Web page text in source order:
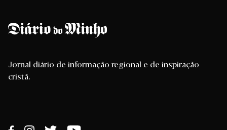
Jornal diário de informação regional e de inspiração
cristã.